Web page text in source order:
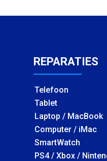
REPARATIES
Telefoon
Tablet
Laptop / MacBook
Computer / iMac
SmartWatch
PS4 / Xbox /